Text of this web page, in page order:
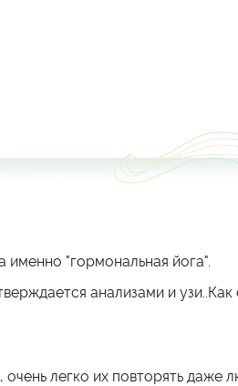
"гормональная йога".
анализами и узи..Как
легко их повторять даже